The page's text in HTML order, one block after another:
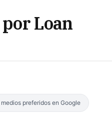
Loan
preferidos en Google